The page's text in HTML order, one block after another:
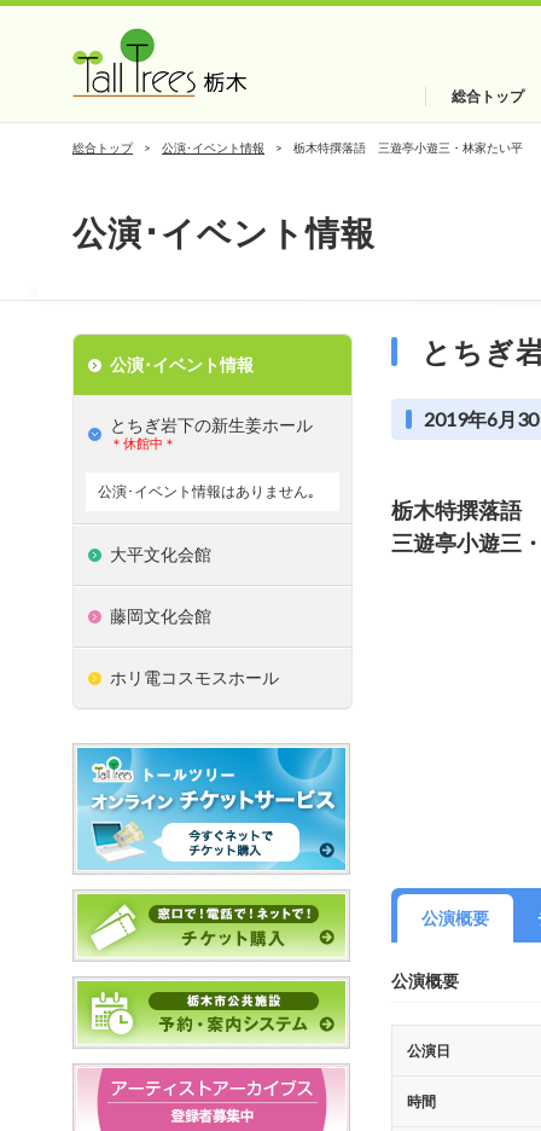
総合トップ
総合トップ 公演･イベント情報 栃木特撰落語 三遊亭小遊三・林家たい平
公演･イベント情報
とちぎ
2019年6月
栃木特撰落語
三遊亭小遊三
公演概要
公演概要
公演日
時間
公演･イベント情報
とちぎ岩下の新⽣姜ホール
＊休館中＊
公演･イベント情報はありません｡
大平文化会館
藤岡文化会館
ホリ電コスモスホール